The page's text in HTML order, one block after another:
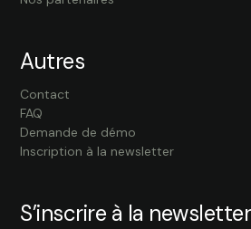
Autres
Contact
FAQ
Demande de démo
Inscription à la newsletter
S’inscrire à la newsletter